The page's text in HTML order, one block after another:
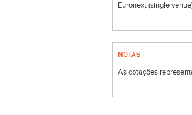
Euronext (single
NOTAS
As cotações